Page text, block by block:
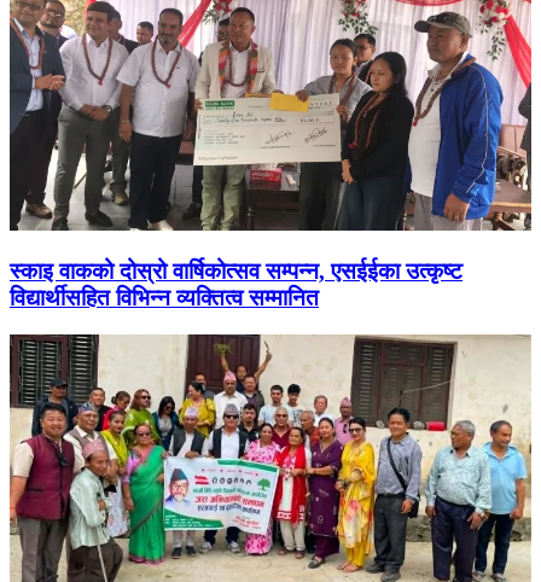
स्काइ वाकको दोस्रो वार्षिकोत्सव सम्पन्न, एसईईका उत्कृष्ट
विद्यार्थीसहित विभिन्न व्यक्तित्व सम्मानित